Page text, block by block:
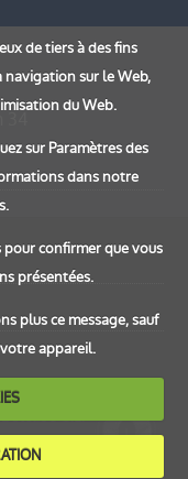
S.L.
de tiers à des fins
sur le Web,
du Web.
sur Paramètres des
dans notre
confirmer que vous
présentées.
plus ce message, sauf
appareil.